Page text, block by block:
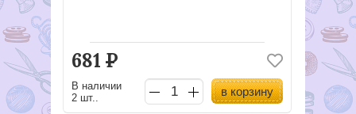
681 Р
В наличии
2 шт..
в корзину